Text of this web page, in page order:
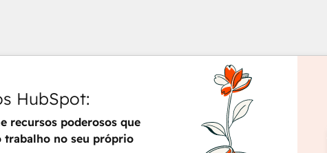
HubSpot:
recursos poderosos que
trabalho no seu próprio